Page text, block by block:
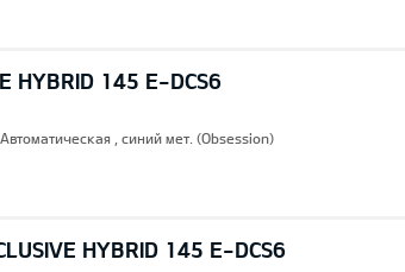
HYBRID 145 E-DCS6
, синий мет. (Obsession)
HYBRID 145 E-DCS6